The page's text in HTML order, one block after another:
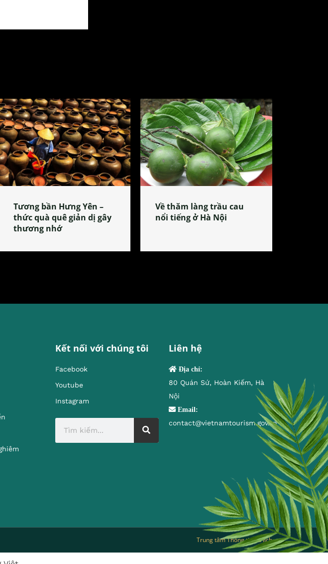
Tương bần Hưng Yên –
thức quà quê giản dị gây
thương nhớ
Về thăm làng trầu cau
nổi tiếng ở Hà Nội
Kết nối với chúng tôi
Facebook
Youtube
Instagram
Liên hệ
Địa chỉ:
80 Quán Sứ, Hoàn Kiếm, Hà
Nội
Email:
contact@vietnamtourism.gov.vn
Trung tâm Thông tin du lịch